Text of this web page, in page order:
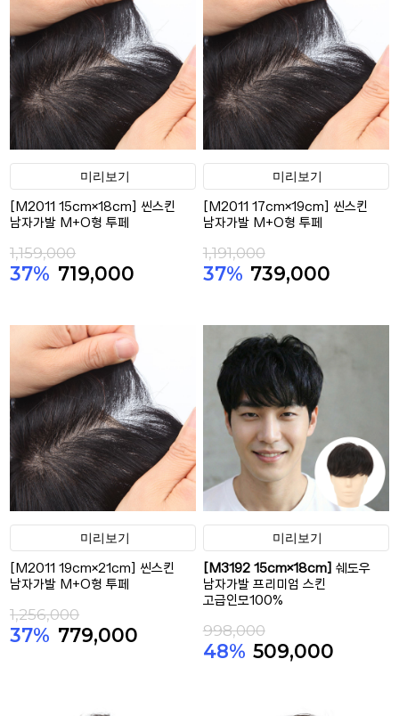
미리보기
[M2011 15cm×18cm] 씬스킨
남자가발 M+O형 투페
1,159,000
37% 719,000
미리보기
[M2011 17cm×19cm] 씬스킨
남자가발 M+O형 투페
1,191,000
37% 739,000
미리보기
[M2011 19cm×21cm] 씬스킨
남자가발 M+O형 투페
1,256,000
37% 779,000
미리보기
[M3192 15cm×18cm] 쉐도우
남자가발 프리미엄 스킨
고급인모100%
998,000
48% 509,000